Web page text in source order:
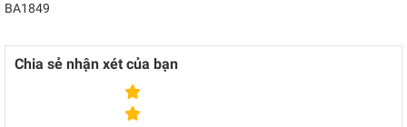
BA1849
Chia sẻ nhận xét của bạn